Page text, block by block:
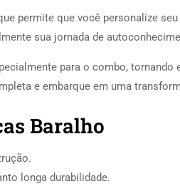
permite que você personalize
sua jornada de
para o combo, tornando
e embarque em uma
Baralho
longa durabilidade.